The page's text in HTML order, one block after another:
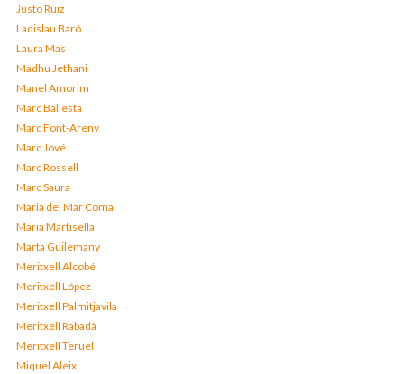
Justo Ruiz
Ladislau Baró
Laura Mas
Madhu Jethani
Manel Amorim
Marc Ballestà
Marc Font-Areny
Marc Jové
Marc Rossell
Marc Saura
Maria del Mar Coma
Maria Martisella
Marta Guilemany
Meritxell Alcobé
Meritxell López
Meritxell Palmitjavila
Meritxell Rabadà
Meritxell Teruel
Miquel Aleix